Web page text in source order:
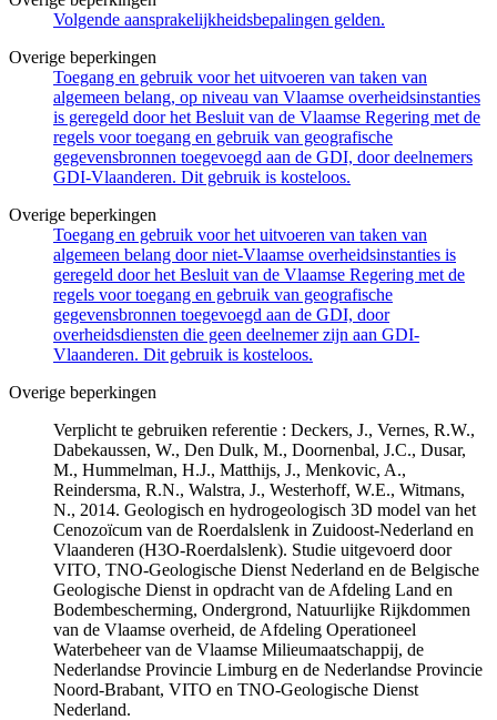
Volgende aansprakelijkheidsbepalingen gelden.
Overige beperkingen
Toegang en gebruik voor het uitvoeren van taken van
algemeen belang, op niveau van Vlaamse overheidsinstanties
is geregeld door het Besluit van de Vlaamse Regering met de
regels voor toegang en gebruik van geografische
gegevensbronnen toegevoegd aan de GDI, door deelnemers
GDI-Vlaanderen. Dit gebruik is kosteloos.
Overige beperkingen
Toegang en gebruik voor het uitvoeren van taken van
algemeen belang door niet-Vlaamse overheidsinstanties is
geregeld door het Besluit van de Vlaamse Regering met de
regels voor toegang en gebruik van geografische
gegevensbronnen toegevoegd aan de GDI, door
overheidsdiensten die geen deelnemer zijn aan GDI-
Vlaanderen. Dit gebruik is kosteloos.
Overige beperkingen
Verplicht te gebruiken referentie : Deckers, J., Vernes, R.W.,
Dabekaussen, W., Den Dulk, M., Doornenbal, J.C., Dusar,
M., Hummelman, H.J., Matthijs, J., Menkovic, A.,
Reindersma, R.N., Walstra, J., Westerhoff, W.E., Witmans,
N., 2014. Geologisch en hydrogeologisch 3D model van het
Cenozoïcum van de Roerdalslenk in Zuidoost-Nederland en
Vlaanderen (H3O-Roerdalslenk). Studie uitgevoerd door
VITO, TNO-Geologische Dienst Nederland en de Belgische
Geologische Dienst in opdracht van de Afdeling Land en
Bodembescherming, Ondergrond, Natuurlijke Rijkdommen
van de Vlaamse overheid, de Afdeling Operationeel
Waterbeheer van de Vlaamse Milieumaatschappij, de
Nederlandse Provincie Limburg en de Nederlandse Provincie
Noord-Brabant, VITO en TNO-Geologische Dienst
Nederland.